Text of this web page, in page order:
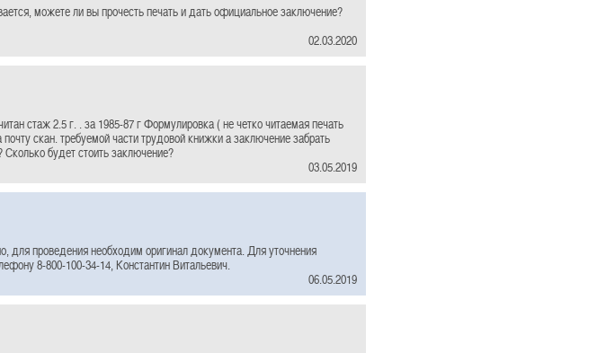
можете ли вы прочесть печать и дать официальное заключение?
02.03.2020
стаж 2.5 г. . за 1985-87 г Формулировка ( не четко читаемая печать
скан. требуемой части трудовой книжки а заключение забрать
будет стоить заключение?
03.05.2019
для проведения необходим оригинал документа. Для уточнения
8-800-100-34-14, Константин Витальевич.
06.05.2019